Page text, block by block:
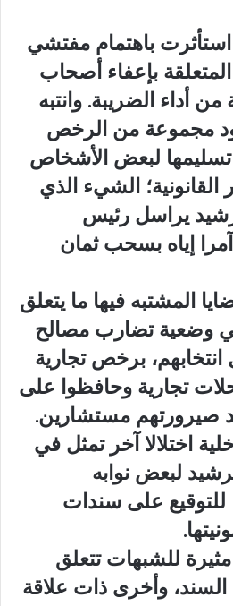
باهتمام مفتشي
المتعلقة بإعفاء أصحاب
من أداء الضريبة. وانتبه
مجموعة من الرخص
تسليمها لبعض الأشخاص
الشيء الذي
يراسل رئيس
إياه بسحب ثمان
المشتبه فيها ما يتعلق
وضعية تضارب مصالح
انتخابهم، برخص تجارية
تجارية وحافظوا على
صيرورتهم مستشارين.
اختلالا آخر تمثل في
لبعض نوابه
للتوقيع على سندات
للشبهات تتعلق
وأخرى ذات علاقة